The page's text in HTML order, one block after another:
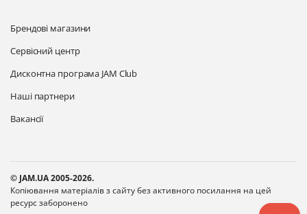
Брендові магазини
Сервісний центр
Дисконтна програма JAM Club
Наші партнери
Вакансії
© JAM.UA 2005-2026.
Копіювання матеріалів з сайту без активного посилання на цей
ресурс заборонено